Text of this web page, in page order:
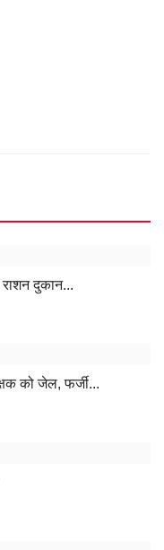
दुकान...
को जेल, फर्जी...